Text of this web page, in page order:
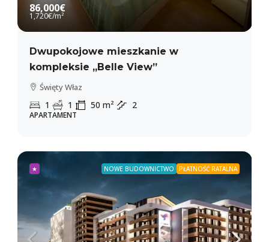
86,000€
1,720€/m²
Dwupokojowe mieszkanie w
kompleksie „Belle View”
Święty Właz
1 1 50 m² 2
APARTAMENT
★ NOWE BUDOWNICTWO PŁATNOŚĆ RATALNA